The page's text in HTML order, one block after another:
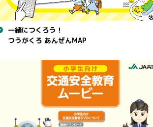
⼀緒につくろう！
つうがくろ あんぜんMAP